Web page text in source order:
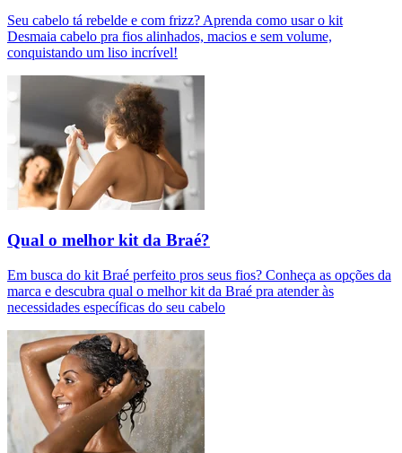
Seu cabelo tá rebelde e com frizz? Aprenda como usar o kit
Desmaia cabelo pra fios alinhados, macios e sem volume,
conquistando um liso incrível!
Qual o melhor kit da Braé?
Em busca do kit Braé perfeito pros seus fios? Conheça as opções da
marca e descubra qual o melhor kit da Braé pra atender às
necessidades específicas do seu cabelo